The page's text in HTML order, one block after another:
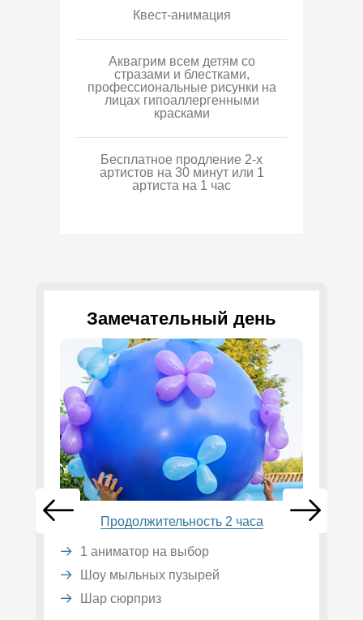
Квест-анимация
Аквагрим всем детям со
стразами и блестками,
профессиональные рисунки на
лицах гипоаллергенными
красками
Бесплатное продление 2-х
артистов на 30 минут или 1
артиста на 1 час
Замечательный день
Продолжительность 2 часа
1 аниматор на выбор
Шоу мыльных пузырей
Шар сюрприз